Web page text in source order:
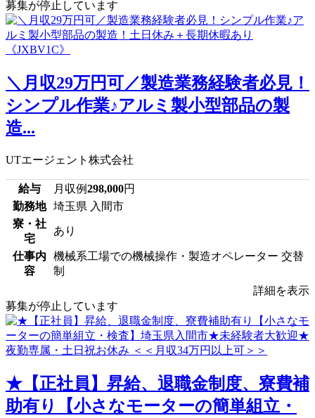
募集が停止しています
＼月収29万円可／製造業務経験者必見！
シンプル作業♪アルミ製小型部品の製
造...
UTエージェント株式会社
給与 月収例298,000円
勤務地
埼玉県 入間市
寮・社
宅
あり
仕事内
容
機械系工場での機械操作・製造オペレーター 交替
制
詳細を表示
募集が停止しています
★【正社員】昇給、退職金制度、寮費補
助有り【小さなモーターの簡単組立・